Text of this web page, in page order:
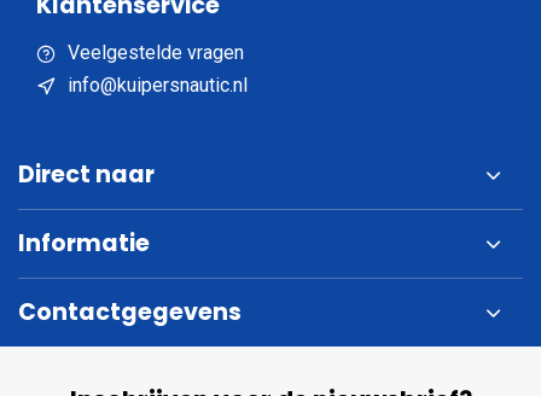
Veelgestelde vragen
info@kuipersnautic.nl
Direct naar
Informatie
Contactgegevens